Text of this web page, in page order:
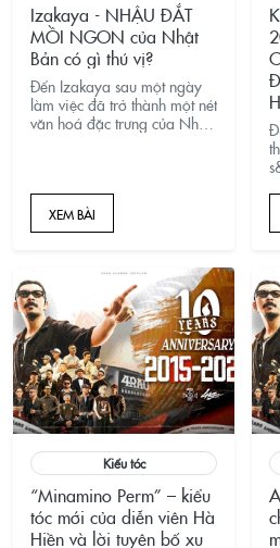
Izakaya - NHẬU ĐẮT
MỒI NGON của Nhật
Bản có gì thú vị?
Đến Izakaya sau một ngày
làm việc đã trở thành một nét
văn hoá đặc trưng của Nhật
dịch là “uống khi đứng”
XEM BÀI
Kiểu tóc
“Minamino Perm” – kiểu
tóc mới của diễn viên Hà
Hiền và lời tuyên bố xu